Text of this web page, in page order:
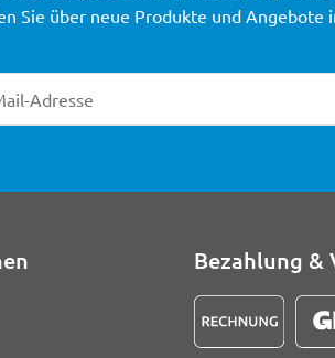
Registrierung
Sie über neue Produkte und Angebote
Bezahlung &